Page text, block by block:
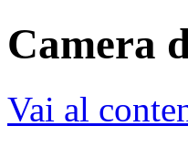
Camera
Vai al